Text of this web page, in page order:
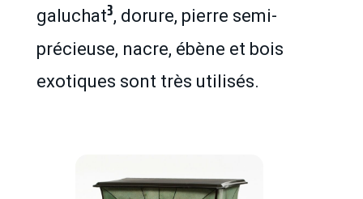
galuchat3, dorure, pierre semi-
précieuse, nacre, ébène et bois
exotiques sont très utilisés.